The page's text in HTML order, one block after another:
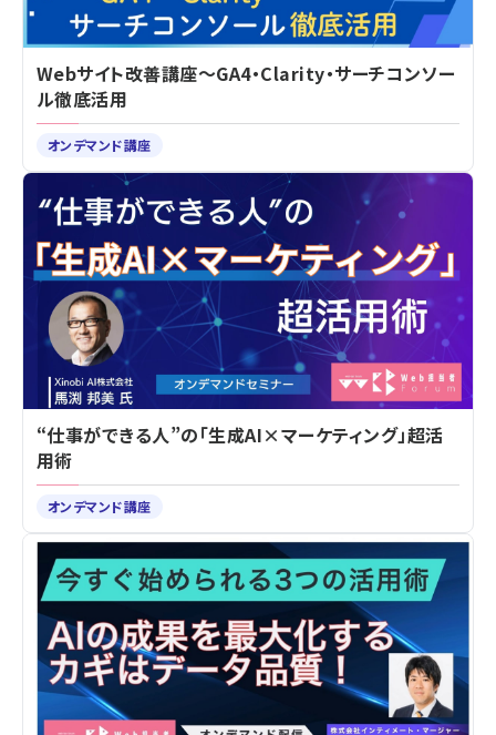
Webサイト改善講座～GA4・Clarity・サーチコンソー
ル徹底活用
オンデマンド講座
“仕事ができる人”の「生成AI×マーケティング」超活
用術
オンデマンド講座